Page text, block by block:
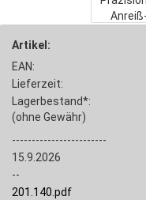
Artikel:
EAN:
Lieferzeit:
Lagerbestand*:
(ohne Gewähr)
------------------------
15.9.2026
--
201.140.pdf